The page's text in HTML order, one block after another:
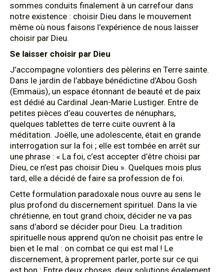
sommes conduits finalement à un carrefour dans
notre existence : choisir Dieu dans le mouvement
même où nous faisons l’expérience de nous laisser
choisir par Dieu.
Se laisser choisir par Dieu
J’accompagne volontiers des pèlerins en Terre sainte.
Dans le jardin de l’abbaye bénédictine d’Abou Gosh
(Emmaüs), un espace étonnant de beauté et de paix
est dédié au Cardinal Jean-Marie Lustiger. Entre de
petites pièces d’eau couvertes de nénuphars,
quelques tablettes de terre cuite ouvrent à la
méditation. Joëlle, une adolescente, était en grande
interrogation sur la foi ; elle est tombée en arrêt sur
une phrase : « La foi, c’est accepter d’être choisi par
Dieu, ce n’est pas choisir Dieu ». Quelques mois plus
tard, elle a décidé de faire sa profession de foi.
Cette formulation paradoxale nous ouvre au sens le
plus profond du discernement spirituel. Dans la vie
chrétienne, en tout grand choix, décider ne va pas
sans d’abord se décider pour Dieu. La tradition
spirituelle nous apprend qu’on ne choisit pas entre le
bien et le mal : on combat ce qui est mal ! Le
discernement, à proprement parler, porte sur ce qui
est bon : Entre deux choses, deux solutions également